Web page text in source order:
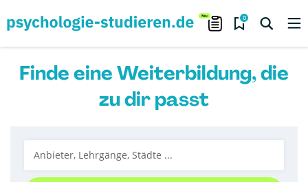
0
Finde eine Weiterbildung, die
zu dir passt